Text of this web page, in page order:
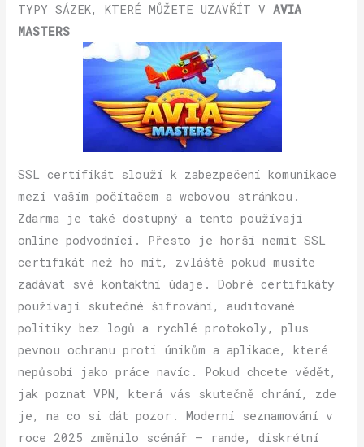
TYPY SÁZEK, KTERÉ MŮŽETE UZAVŘÍT VAVIA
MASTERS
SSL certifikát slouží k zabezpečení komunikace
mezi vaším počítačem a webovou stránkou.
Zdarma je také dostupný a tento používají
online podvodníci. Přesto je horší nemít SSL
certifikát než ho mít, zvláště pokud musíte
zadávat své kontaktní údaje. Dobré certifikáty
používají skutečné šifrování, auditované
politiky bez logů a rychlé protokoly, plus
pevnou ochranu proti únikům a aplikace, které
nepůsobí jako práce navíc. Pokud chcete vědět,
jak poznat VPN, která vás skutečně chrání, zde
je, na co si dát pozor. Moderní seznamování v
roce 2025 změnilo scénář — rande, diskrétní